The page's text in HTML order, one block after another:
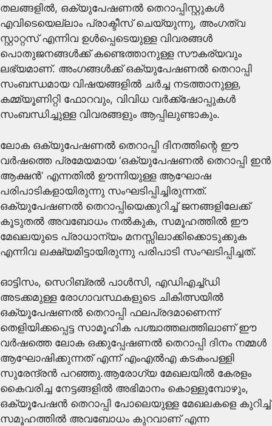
തലങ്ങളിൽ, ഒക്യുപേഷണൽ തെറാപ്പിസ്റ്റുകൾ
എവിടെയെല്ലാം പ്രാക്ടീസ് ചെയ്യുന്നു, അംഗത്വ
സ്റ്റാറ്റസ് എന്നിവ ഉൾപ്പെടെയുള്ള വിവരങ്ങൾ
പൊതുജനങ്ങൾക്ക് കണ്ടെത്താനുള്ള സൗകര്യവും
ലഭ്യമാണ്. അംഗങ്ങൾക്ക് ഒക്യുപേഷണൽ തെറാപ്പി
സംബന്ധമായ വിഷയങ്ങളിൽ ച‌‍ർച്ച നടത്താനുള്ള,
കമ്മ്യൂണിറ്റി ഫോറവും, വിവിധ വ‍ർക്ക്ഷോപ്പുകൾ
സംബന്ധിച്ചുള്ള വിവരങ്ങളും ആപ്പിലുണ്ടാകും.
ലോക ഒക്യുപേഷണൽ തെറാപ്പി ദിനത്തിന്റെ ഈ
വ‍ർഷത്തെ പ്രമേയമായ ‘ഒക്യുപേഷണൽ തെറാപ്പി ഇൻ
ആക്ഷൻ’ എന്നതിൽ ഊന്നിയുള്ള ആഘോഷ
പരിപാടികളായിരുന്നു സംഘടിപ്പിച്ചിരുന്നത്.
ഒക്യുപേഷണൽ തെറാപ്പിയെക്കുറിച്ച് ജനങ്ങളിലേക്ക്
കൂടുതൽ അവബോധം നൽകുക, സമൂഹത്തിൽ ഈ
മേഖലയുടെ പ്രാധാന്യം മനസ്സിലാക്കിക്കൊടുക്കുക
എന്നിവ ലക്ഷ്യമിട്ടായിരുന്നു പരിപാടി സംഘടിപ്പിച്ചത്.
ഓട്ടിസം, സെറിബ്രൽ പാൾസി, എഡിഎച്ച്ഡി
അടക്കമുള്ള രോഗാവസ്ഥകളുടെ ചികിത്സയിൽ
ഒക്യൂപേഷണൽ തെറാപ്പി ഫലപ്രദമാണെന്ന്
തെളിയിക്കപ്പെട്ട സാമൂഹിക പശ്ചാത്തലത്തിലാണ് ഈ
വർഷത്തെ ലോക ഒക്കുപ്പേഷണൽ തെറാപ്പി ദിനം നമ്മൾ
ആഘോഷിക്കുന്നത് എന്ന് എംഎൽഎ കടകംപള്ളി
സുരേന്ദ്രൻ പറഞ്ഞു.ആരോഗ്യ മേഖലയിൽ കേരളം
കൈവരിച്ച നേട്ടങ്ങളിൽ അഭിമാനം കൊള്ളുമ്പോഴും,
ഒക്യൂപേഷൻ തെറാപ്പി പോലെയുള്ള മേഖലകളെ കുറിച്ച്
സമൂഹത്തിൽ അവബോധം കുറവാണ് എന്ന